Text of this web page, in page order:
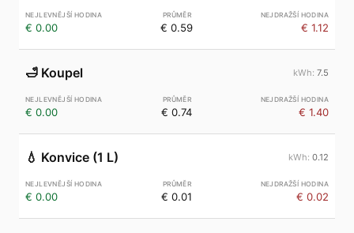
€ 0.00 € 0.59 € 1.12
🛁 Koupel 7.5
€ 0.00 € 0.74 € 1.40
💧 Konvice (1 L) 0.12
€ 0.00 € 0.01 € 0.02